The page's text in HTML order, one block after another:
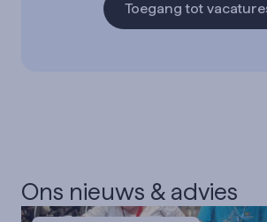
Toegang tot
Ons nieuws & advies